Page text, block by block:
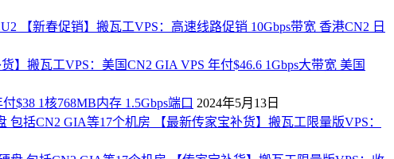
【新春促销】搬瓦工VPS：高速线路促销 10Gbps带宽 香港CN2 日
货】搬瓦工VPS：美国CN2 GIA VPS 年付$46.6 1Gbps大带宽 美国
$38 1核768MB内存 1.5Gbps端口 2024年5月13日
【最新传家宝补货】搬瓦工限量版VPS：